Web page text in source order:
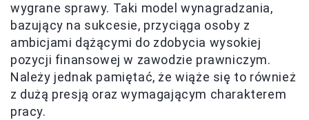
wygrane sprawy. Taki model wynagradzania,
bazujący na sukcesie, przyciąga osoby z
ambicjami dążącymi do zdobycia wysokiej
pozycji finansowej w zawodzie prawniczym.
Należy jednak pamiętać, że wiąże się to również
z dużą presją oraz wymagającym charakterem
pracy.